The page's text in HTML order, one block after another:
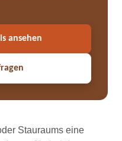
ansehen
Stauraums eine